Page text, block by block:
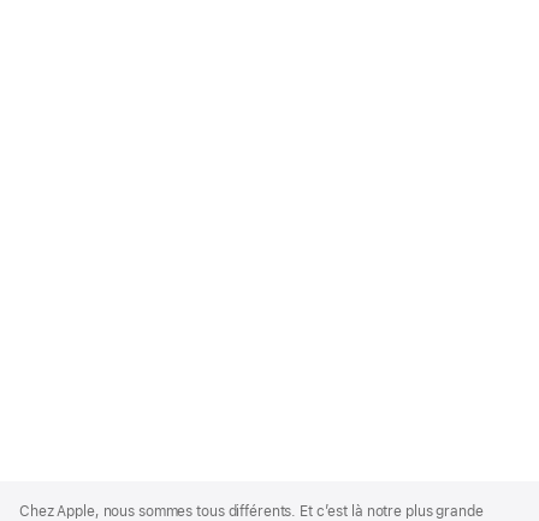
Footer
Chez Apple, nous sommes tous différents. Et c’est là notre plus grande